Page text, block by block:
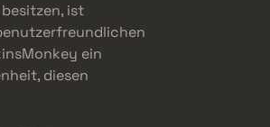
ist
ein
diesen